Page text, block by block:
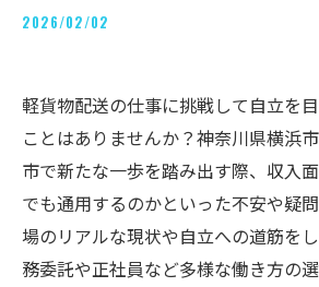
2026/02/02
軽貨物配送の仕事に挑戦して自立を
ことはありませんか？神奈川県横浜
市で新たな一歩を踏み出す際、収入
でも通用するのかといった不安や疑
場のリアルな現状や自立への道筋を
務委託や正社員など多様な働き方の